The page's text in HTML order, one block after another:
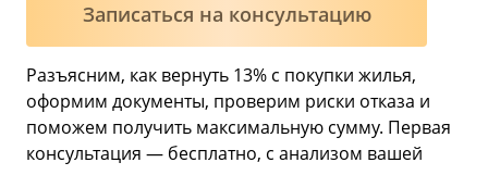
Записаться на консультацию
Разъясним, как вернуть 13% с покупки жилья,
оформим документы, проверим риски отказа и
поможем получить максимальную сумму. Первая
консультация — бесплатно, с анализом вашей